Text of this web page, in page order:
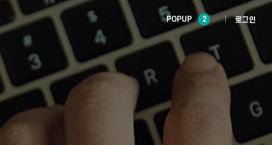
POPUP 2 로그인